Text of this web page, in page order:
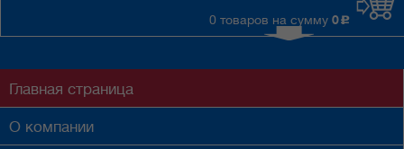
0 товаров на сумму 0 c
Главная страница
О компании